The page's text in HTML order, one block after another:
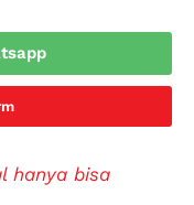
hanya bisa